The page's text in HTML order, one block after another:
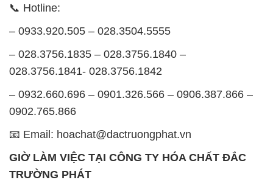
📞 Hotline:
– 0933.920.505 – 028.3504.5555
– 028.3756.1835 – 028.3756.1840 –
028.3756.1841- 028.3756.1842
– 0932.660.696 – 0901.326.566 – 0906.387.866 –
0902.765.866
📧 Email: hoachat@dactruongphat.vn
GIỜ LÀM VIỆC TẠI CÔNG TY HÓA CHẤT ĐẮC
TRƯỜNG PHÁT